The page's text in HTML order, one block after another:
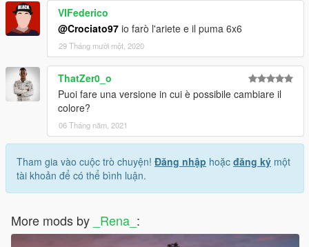
VIFederico
@Crociato97 io farò l'ariete e il puma 6x6
29 Tháng mười một, 2020
ThatZer0_o
Puoi fare una versione in cui è possibile cambiare il
colore?
06 Tháng năm, 2021
Tham gia vào cuộc trò chuyện! Đăng nhập hoặc đăng ký một
tài khoản để có thể bình luận.
More mods by _Rena_ :